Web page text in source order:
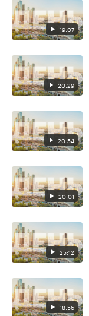
19:07
20:29
20:54
20:01
25:12
18:56